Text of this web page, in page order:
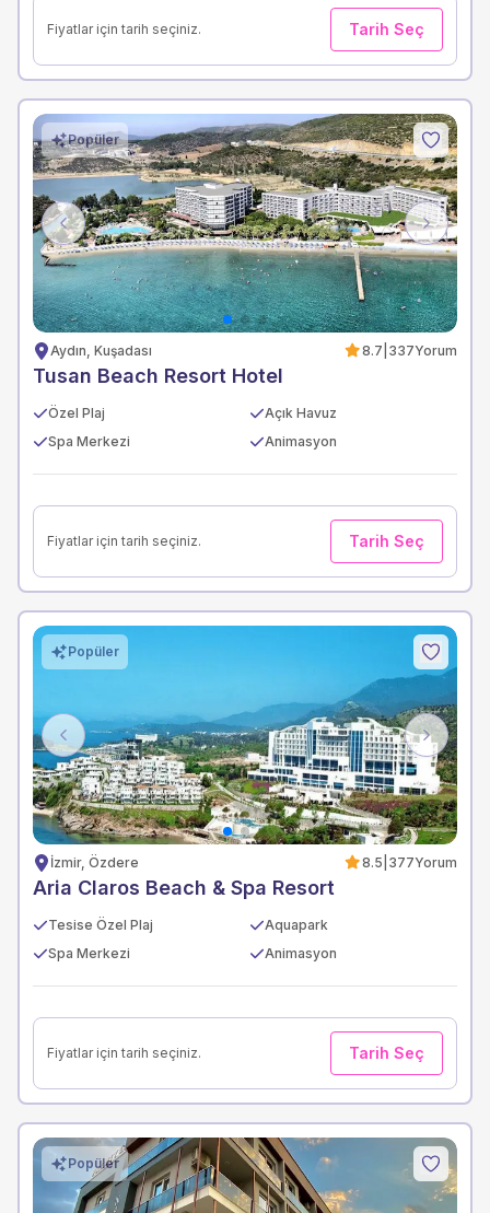
Fiyatlar için tarih seçiniz. Tarih Seç
Previous Next
Popüler
Aydın, Kuşadası 8.7 337Yorum
Tusan Beach Resort Hotel
Özel Plaj
Açık Havuz
Spa Merkezi
Animasyon
Fiyatlar için tarih seçiniz. Tarih Seç
Previous Next
Popüler
İzmir, Özdere 8.5 377Yorum
Aria Claros Beach & Spa Resort
Tesise Özel Plaj
Aquapark
Spa Merkezi
Animasyon
Fiyatlar için tarih seçiniz. Tarih Seç
Popüler